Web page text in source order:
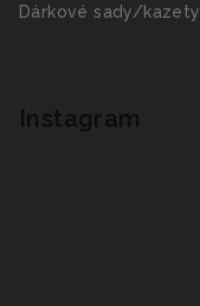
Dárkové sady/kazety
Instagram